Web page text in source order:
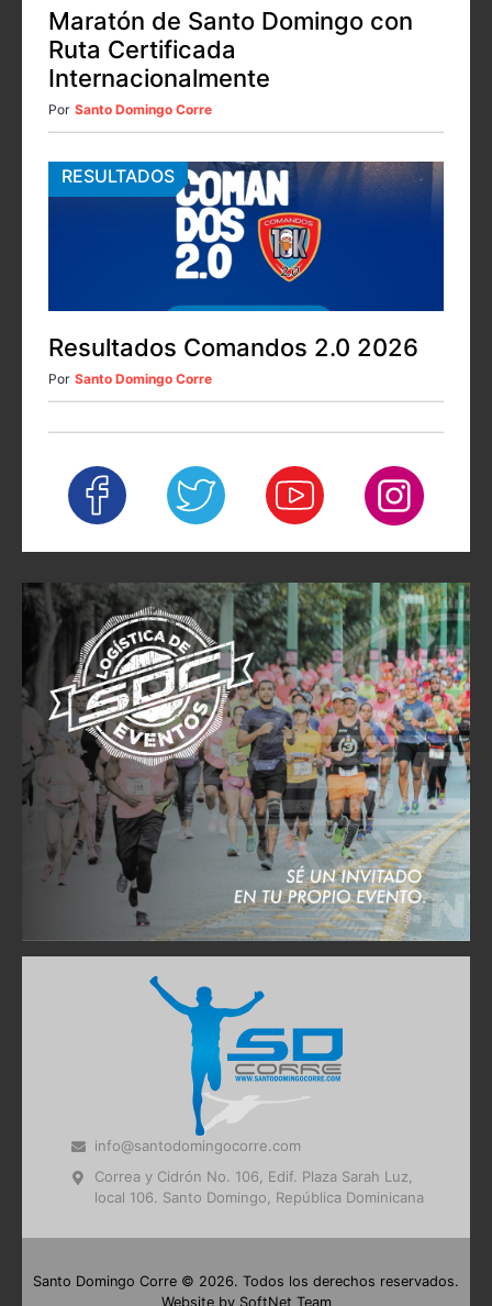
Maratón de Santo Domingo con
Ruta Certificada
Internacionalmente
Por Santo Domingo Corre
RESULTADOS
Resultados Comandos 2.0 2026
Por Santo Domingo Corre
info@santodomingocorre.com
Correa y Cidrón No. 106, Edif. Plaza Sarah Luz,
local 106. Santo Domingo, República Dominicana
Santo Domingo Corre © 2026. Todos los derechos reservados.
Website by SoftNet Team